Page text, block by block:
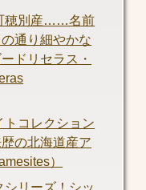
穂別産……名前
通り細やかな
ドリセラス・
トコレクション
の北海道産ア
）
シリーズ！シッ